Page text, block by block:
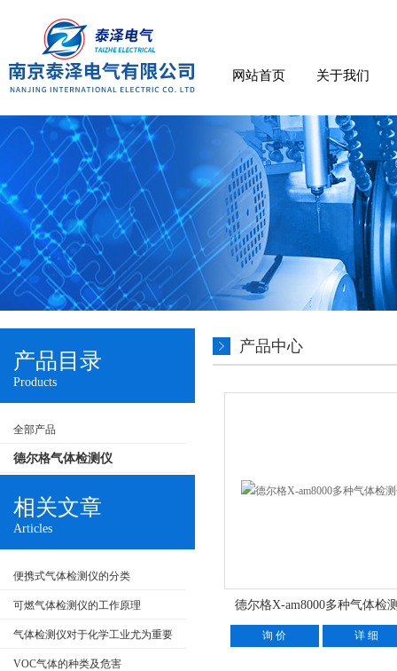
网站首页 关于我们
产品目录
Products
全部产品
德尔格气体检测仪
相关文章
Articles
便携式气体检测仪的分类
可燃气体检测仪的工作原理
气体检测仪对于化学工业尤为重要
VOC气体的种类及危害
产品中心
德尔格X-am8000多种气体检
询 价 详 细